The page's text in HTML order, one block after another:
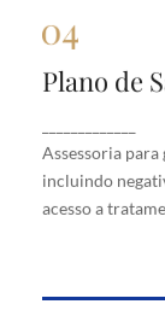
Plano de
Assessoria
incluindo
acesso a
saúde,
indevidos